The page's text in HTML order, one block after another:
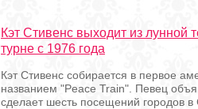
Кэт Стивенс выходит из лунной
турне с 1976 года
Кэт Стивенс собирается в первое
названием "Peace Train". Певец
сделает шесть посещений городов